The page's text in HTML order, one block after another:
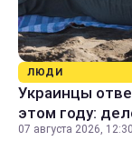
ЛЮДИ
Украинцы
этом году:
07 августа 2026, 12:30